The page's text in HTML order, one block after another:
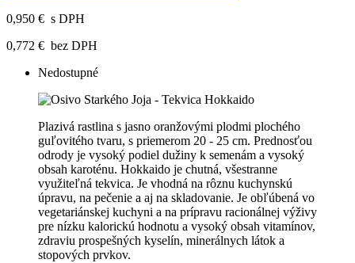
0,950 € s DPH
0,772 € bez DPH
Nedostupné
Plazivá rastlina s jasno oranžovými plodmi plochého
guľovitého tvaru, s priemerom 20 - 25 cm. Prednosťou
odrody je vysoký podiel dužiny k semenám a vysoký
obsah karoténu. Hokkaido je chutná, všestranne
využiteľná tekvica. Je vhodná na rôznu kuchynskú
úpravu, na pečenie a aj na skladovanie. Je obľúbená vo
vegetariánskej kuchyni a na prípravu racionálnej výživy
pre nízku kalorickú hodnotu a vysoký obsah vitamínov,
zdraviu prospešných kyselín, minerálnych látok a
stopových prvkov.